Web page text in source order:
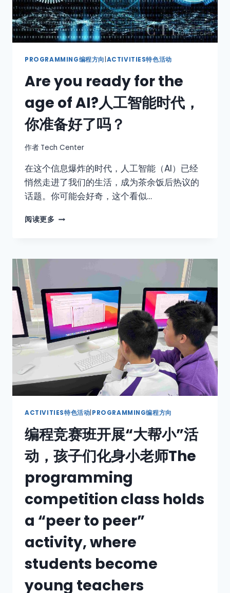
PROGRAMMING编程方向 ACTIVITIES特色活动
Are you ready for the
age of AI?人工智能时代，
你准备好了吗？
作者 Tech Center
在这个信息爆炸的时代，人工智能（AI）已经
悄然走进了我们的生活，成为茶余饭后热议的
话题。你可能会好奇，这个看似…
阅读更多
ACTIVITIES特色活动 PROGRAMMING编程方向
编程竞赛班开展“大帮小”活
动，孩子们化身小老师The
programming
competition class holds
a “peer to peer”
activity, where
students become
young teachers